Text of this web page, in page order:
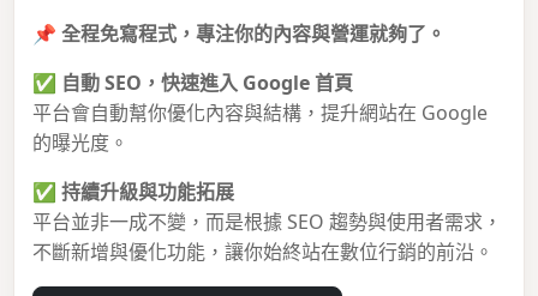
📌 全程免寫程式，專注你的內容與營運就夠了。
✅ 自動 SEO，快速進入 Google 首頁
平台會自動幫你優化內容與結構，提升網站在 Google
的曝光度。
✅ 持續升級與功能拓展
平台並非一成不變，而是根據 SEO 趨勢與使用者需求，
不斷新增與優化功能，讓你始終站在數位行銷的前沿。